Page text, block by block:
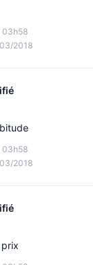
03h58
2018
03h58
2018